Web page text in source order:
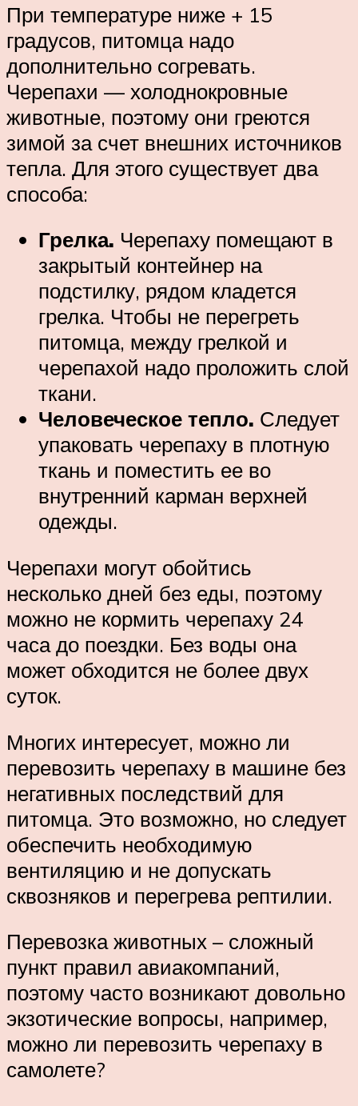
При температуре ниже + 15
градусов, питомца надо
дополнительно согревать.
Черепахи — холоднокровные
животные, поэтому они греются
зимой за счет внешних источников
тепла. Для этого существует два
способа:
Грелка. Черепаху помещают в
закрытый контейнер на
подстилку, рядом кладется
грелка. Чтобы не перегреть
питомца, между грелкой и
черепахой надо проложить слой
ткани.
Человеческое тепло. Следует
упаковать черепаху в плотную
ткань и поместить ее во
внутренний карман верхней
одежды.
Черепахи могут обойтись
несколько дней без еды, поэтому
можно не кормить черепаху 24
часа до поездки. Без воды она
может обходится не более двух
суток.
Многих интересует, можно ли
перевозить черепаху в машине без
негативных последствий для
питомца. Это возможно, но следует
обеспечить необходимую
вентиляцию и не допускать
сквозняков и перегрева рептилии.
Перевозка животных – сложный
пункт правил авиакомпаний,
поэтому часто возникают довольно
экзотические вопросы, например,
можно ли перевозить черепаху в
самолете?